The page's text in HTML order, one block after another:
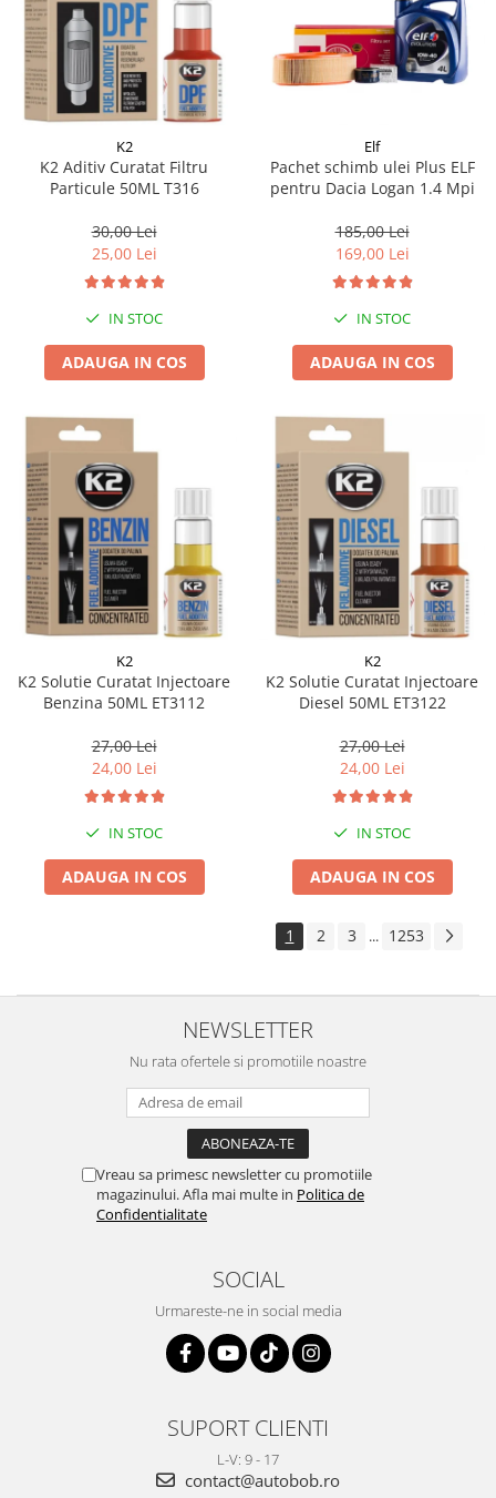
K2
K2 Aditiv Curatat Filtru
Particule 50ML T316
30,00 Lei
25,00 Lei
IN STOC
ADAUGA IN COS
Elf
Pachet schimb ulei Plus ELF
pentru Dacia Logan 1.4 Mpi
185,00 Lei
169,00 Lei
IN STOC
ADAUGA IN COS
K2
K2 Solutie Curatat Injectoare
Benzina 50ML ET3112
27,00 Lei
24,00 Lei
IN STOC
ADAUGA IN COS
K2
K2 Solutie Curatat Injectoare
Diesel 50ML ET3122
27,00 Lei
24,00 Lei
IN STOC
ADAUGA IN COS
1 2 3 ... 1253
NEWSLETTER
Nu rata ofertele si promotiile noastre
Vreau sa primesc newsletter cu promotiile
magazinului. Afla mai multe in Politica de
Confidentialitate
SOCIAL
Urmareste-ne in social media
SUPORT CLIENTI
L-V: 9 - 17
contact@autobob.ro